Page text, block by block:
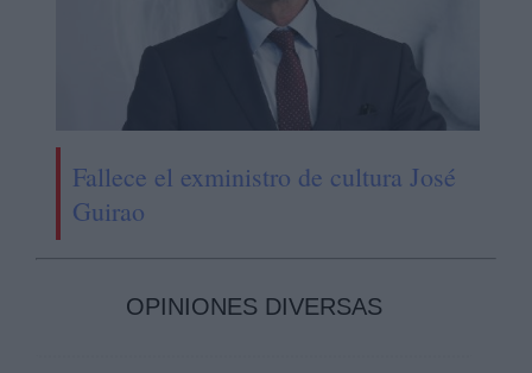
Fallece el exministro de cultura José
Guirao
OPINIONES DIVERSAS